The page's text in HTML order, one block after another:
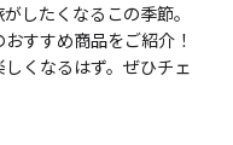
したくなるこの季節。
すすめ商品をご紹介！
くなるはず。ぜひチェ